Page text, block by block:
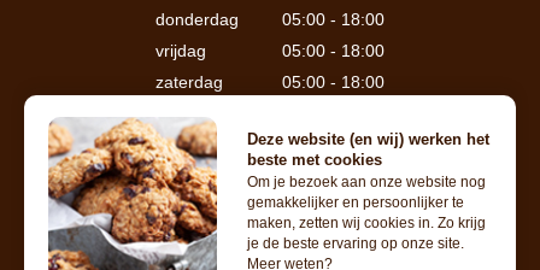
donderdag
05:00 - 18:00
vrijdag
05:00 - 18:00
zaterdag
05:00 - 18:00
zondag
Deze website (en wij) werken het
beste met cookies
Om je bezoek aan onze website nog
gemakkelijker en persoonlijker te
maken, zetten wij cookies in. Zo krijg
je de beste ervaring op onze site.
Meer weten?